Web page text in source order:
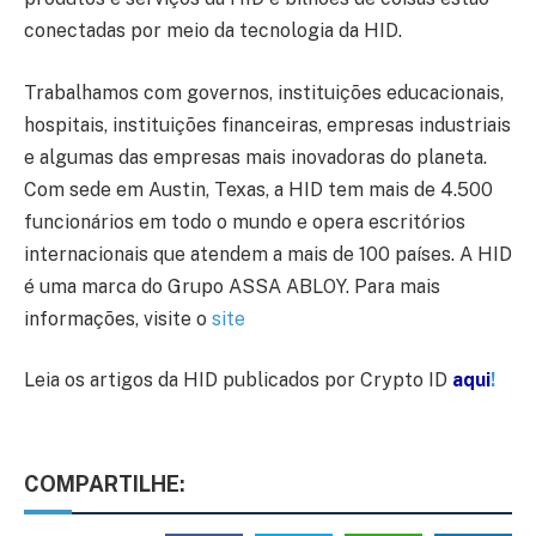
conectadas por meio da tecnologia da HID.
Trabalhamos com governos, instituições educacionais,
hospitais, instituições financeiras, empresas industriais
e algumas das empresas mais inovadoras do planeta.
Com sede em Austin, Texas, a HID tem mais de 4.500
funcionários em todo o mundo e opera escritórios
internacionais que atendem a mais de 100 países. A HID
é uma marca do Grupo ASSA ABLOY. Para mais
informações, visite o site
Leia os artigos da HID publicados por Crypto ID aqui!
COMPARTILHE: